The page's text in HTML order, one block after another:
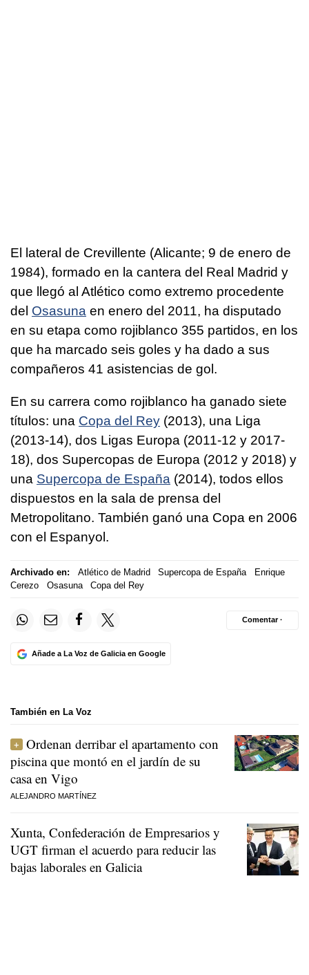
El lateral de Crevillente (Alicante; 9 de enero de
1984), formado en la cantera del Real Madrid y
que llegó al Atlético como extremo procedente
del Osasuna en enero del 2011, ha disputado
en su etapa como rojiblanco 355 partidos, en los
que ha marcado seis goles y ha dado a sus
compañeros 41 asistencias de gol.
En su carrera como rojiblanco ha ganado siete
títulos: una Copa del Rey (2013), una Liga
(2013-14), dos Ligas Europa (2011-12 y 2017-
18), dos Supercopas de Europa (2012 y 2018) y
una Supercopa de España (2014), todos ellos
dispuestos en la sala de prensa del
Metropolitano. También ganó una Copa en 2006
con el Espanyol.
Archivado en: Atlético de Madrid Supercopa de España
Enrique
Cerezo
Osasuna Copa del Rey
Añade a La Voz de Galicia en Google
Comentar ·
También en La Voz
Ordenan derribar el apartamento con
piscina que montó en el jardín de su
casa en Vigo
ALEJANDRO MARTÍNEZ
Xunta, Confederación de Empresarios y
UGT firman el acuerdo para reducir las
bajas laborales en Galicia